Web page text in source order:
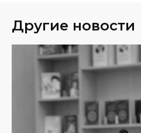
Другие новости